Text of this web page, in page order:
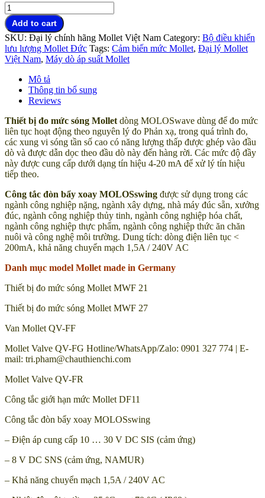
Thiết
bị
đo
áp
suất
Mollet
Mollet
Nam
quantity
Add to cart
SKU: Đại lý chính hãng Mollet Việt Nam Category: Bộ điều khiển
lưu lượng Mollet Đức Tags: Cảm biến mức Mollet, Đại lý Mollet
Việt Nam, Máy dò áp suất Mollet
Mô tả
Thông tin bổ sung
Reviews
Thiết bị đo mức sóng Mollet dòng MOLOSwave dùng để đo mức
liên tục hoạt động theo nguyên lý đo Phản xạ, trong quá trình đo,
các xung vi sóng tần số cao có năng lượng thấp được ghép vào đầu
dò và được dẫn dọc theo đầu dò này đến hàng rời. Các mức độ đầy
này được cung cấp dưới dạng tín hiệu 4-20 mA để xử lý tín hiệu
tiếp theo.
Công tắc đòn bẩy xoay MOLOSswing được sử dụng trong các
ngành công nghiệp nặng, ngành xây dựng, nhà máy đúc sẵn, xưởng
đúc, ngành công nghiệp thủy tinh, ngành công nghiệp hóa chất,
ngành công nghiệp thực phẩm, ngành công nghiệp thức ăn chăn
nuôi và công nghệ môi trường. Dung tích: dòng điện liên tục <
200mA, khả năng chuyển mạch 1,5A / 240V AC
Danh mục model Mollet made in Germany
Thiết bị đo mức sóng Mollet MWF 21
Thiết bị đo mức sóng Mollet MWF 27
Van Mollet QV-FF
Mollet Valve QV-FG Hotline/WhatsApp/Zalo: 0901 327 774 | E-
mail: tri.pham@chauthienchi.com
Mollet Valve QV-FR
Công tắc giới hạn mức Mollet DF11
Công tắc đòn bẩy xoay MOLOSswing
– Điện áp cung cấp 10 … 30 V DC SIS (cảm ứng)
– 8 V DC SNS (cảm ứng, NAMUR)
– Khả năng chuyển mạch 1,5A / 240V AC